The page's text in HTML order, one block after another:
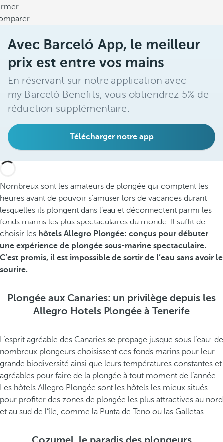
Avec Barceló App, le meilleur
prix est entre vos mains
En réservant sur notre application avec
my Barceló Benefits, vous obtiendrez 5% de
réduction supplémentaire.
Télécharger notre app
Nombreux sont les amateurs de plongée qui comptent les
heures avant de pouvoir s’amuser lors de vacances durant
lesquelles ils plongent dans l’eau et déconnectent parmi les
fonds marins les plus spectaculaires du monde. Il suffit de
choisir les hôtels Allegro Plongée: conçus pour débuter
une expérience de plongée sous-marine spectaculaire.
C’est promis, il est impossible de sortir de l’eau sans avoir le
sourire.
Plongée aux Canaries: un privilège depuis les
Allegro Hotels Plongée à Tenerife
L’esprit agréable des Canaries se propage jusque sous l’eau: de
nombreux plongeurs choisissent ces fonds marins pour leur
grande biodiversité ainsi que leurs températures constantes et
agréables pour faire de la plongée à tout moment de l’année.
Les hôtels Allegro Plongée sont les hôtels les mieux situés
pour profiter des zones de plongée les plus attractives au nord
et au sud de l’île, comme la Punta de Teno ou las Galletas.